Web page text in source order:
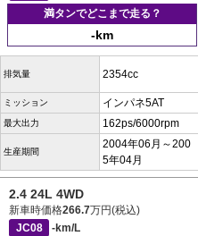
満タンでどこまで走る？
-km
排気量 2354cc
ミッション インパネ5AT
最大出力 162ps/6000rpm
生産期間
2004年06月～200
5年04月
2.4 24L 4WD
新車時価格266.7万円(税込)
JC08
-km/L